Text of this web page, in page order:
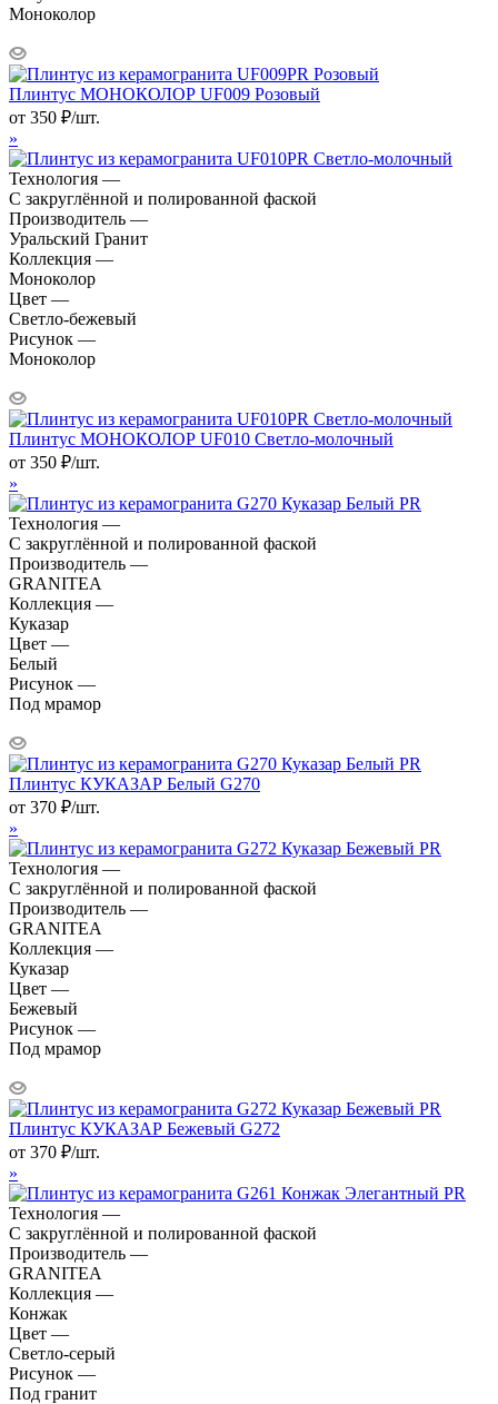
Моноколор
Плинтус МОНОКОЛОР UF009 Розовый
от 350 ₽/шт.
»
Технология —
С закруглённой и полированной фаской
Производитель —
Уральский Гранит
Коллекция —
Моноколор
Цвет —
Светло-бежевый
Рисунок —
Моноколор
Плинтус МОНОКОЛОР UF010 Светло-молочный
от 350 ₽/шт.
»
Технология —
С закруглённой и полированной фаской
Производитель —
GRANITEA
Коллекция —
Куказар
Цвет —
Белый
Рисунок —
Под мрамор
Плинтус КУКАЗАР Белый G270
от 370 ₽/шт.
»
Технология —
С закруглённой и полированной фаской
Производитель —
GRANITEA
Коллекция —
Куказар
Цвет —
Бежевый
Рисунок —
Под мрамор
Плинтус КУКАЗАР Бежевый G272
от 370 ₽/шт.
»
Технология —
С закруглённой и полированной фаской
Производитель —
GRANITEA
Коллекция —
Конжак
Цвет —
Светло-серый
Рисунок —
Под гранит